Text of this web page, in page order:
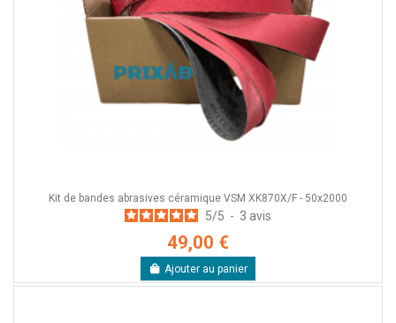
Kit de bandes abrasives céramique VSM XK870X/F - 50x2000
5/5 - 3 avis
49,00 €
Ajouter au panier